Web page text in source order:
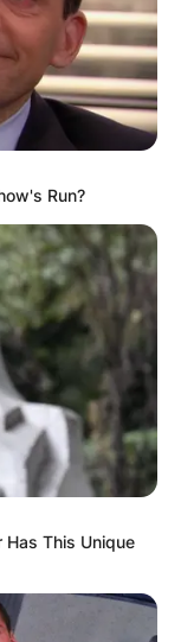
Run?
Has This Unique